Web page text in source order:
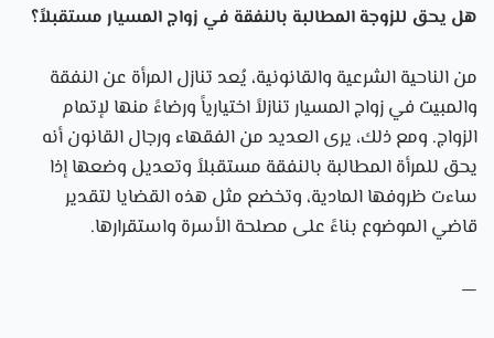
هل يحق للزوجة المطالبة بالنفقة في زواج المسيار مستقبلاً؟
من الناحية الشرعية والقانونية، يُعد تنازل المرأة عن النفقة
والمبيت في زواج المسيار تنازلاً اختيارياً ورضاءً منها لإتمام
الزواج. ومع ذلك، يرى العديد من الفقهاء ورجال القانون أنه
يحق للمرأة المطالبة بالنفقة مستقبلاً وتعديل وضعها إذا
ساءت ظروفها المادية، وتخضع مثل هذه القضايا لتقدير
قاضي الموضوع بناءً على مصلحة الأسرة واستقرارها.
—